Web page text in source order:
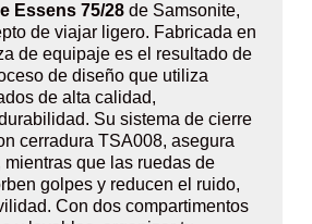
Essens 75/28 de Samsonite,
de viajar ligero. Fabricada en
de equipaje es el resultado de
de diseño que utiliza
de alta calidad,
Su sistema de cierre
cerradura TSA008, asegura
mientras que las ruedas de
golpes y reducen el ruido,
Con dos compartimentos